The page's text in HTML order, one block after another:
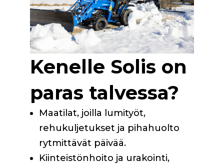
Kenelle Solis on
paras talvessa?
Maatilat, joilla lumityöt,
rehukuljetukset ja pihahuolto
rytmittävät päivää.
Kiinteistönhoito ja urakointi,